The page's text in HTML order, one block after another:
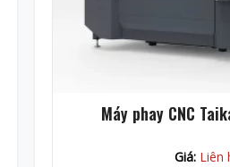
Máy phay CNC
Giá: Liên